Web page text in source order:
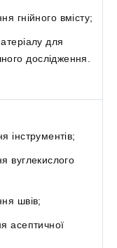
гнійного вмісту;
для
дослідження.
інструментів;
вуглекислого
швів;
асептичної